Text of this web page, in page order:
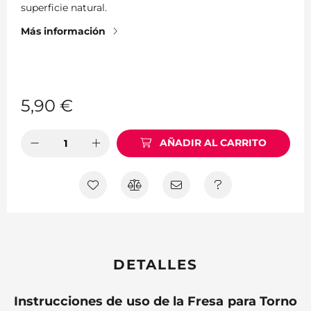
superficie natural.
Más información
5,90 €
AÑADIR AL CARRITO
DETALLES
Instrucciones de uso de la Fresa para Torno